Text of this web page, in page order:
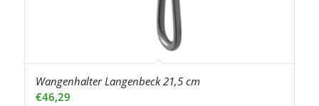
Wangenhalter Langenbeck 21,5 cm
€46,29